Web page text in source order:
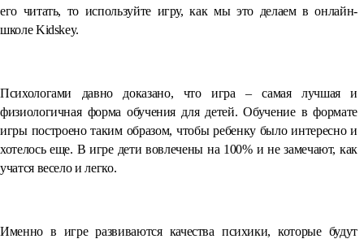
его читать, то используйте игру, как мы это делаем в онлайн-
школе Kidskey.
Психологами давно доказано, что игра – самая лучшая и
физиологичная форма обучения для детей. Обучение в формате
игры построено таким образом, чтобы ребенку было интересно и
хотелось еще. В игре дети вовлечены на 100% и не замечают, как
учатся весело и легко.
Именно в игре развиваются качества психики, которые будут